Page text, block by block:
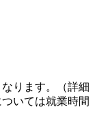
ります。（詳細
いては就業時間